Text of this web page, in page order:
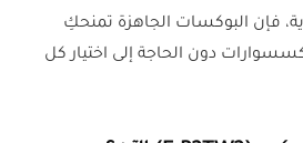
فإن البوكسات الجاهزة تمنحكِ
دون الحاجة إلى اختيار كل